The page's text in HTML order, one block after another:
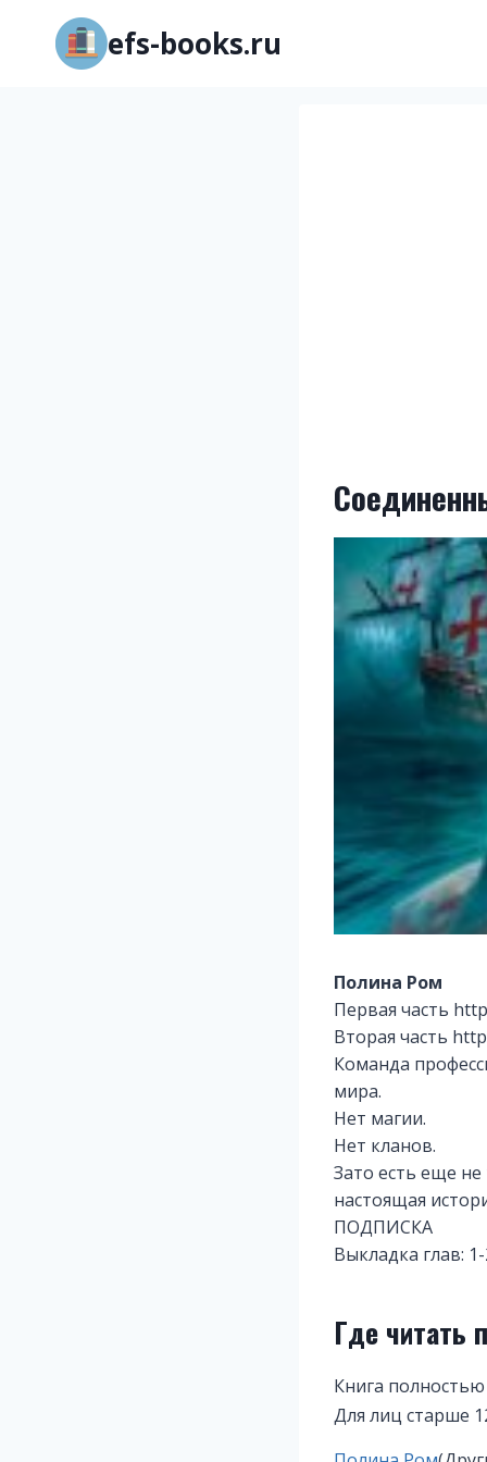
Перейти
содержимому
efs-books.ru
Полина Ром
Первая часть
Вторая часть
Команда
мира.
Нет магии.
Нет кланов.
Зато есть еще
настоящая
ПОДПИСКА
Выкладка глав:
Где читать
Книга
Для лиц старше